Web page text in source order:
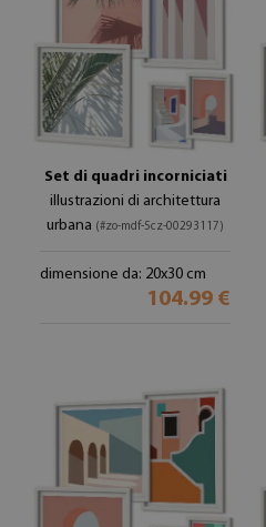
Set di quadri incorniciati
illustrazioni di architettura
urbana (#zo-mdf-5cz-00293117)
dimensione da: 20x30 cm
104.99 €